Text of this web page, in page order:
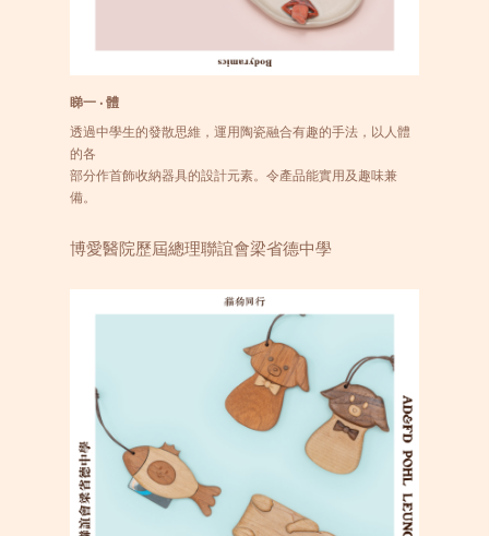
睇一 ‧ 體
透過中學生的發散思維，運用陶瓷融合有趣的手法，以人體
的各
部分作首飾收納器具的設計元素。令產品能實用及趣味兼
備。
博愛醫院歷屆總理聯誼會梁省德中學